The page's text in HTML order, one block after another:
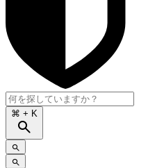
⌘ + K